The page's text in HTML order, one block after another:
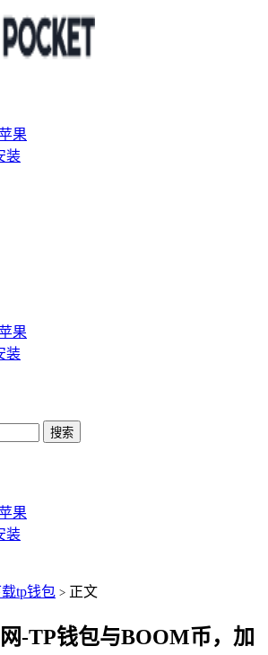
果
装
果
装
搜索
果
装
tp钱包 > 正文
-TP钱包与BOOM币，加